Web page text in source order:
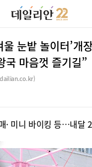
울 눈밭 놀이터’개
국 마음껏 즐기길”
· 미니 바이킹 등…내달